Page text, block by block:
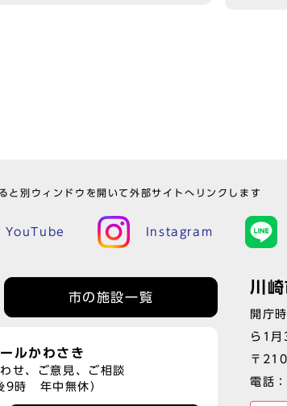
と別ウィンドウを開いて外部サイトへリンクします
YouTube Instagram
市の施設一覧
ルかわさき
せ、ご意見、ご相談
9時 年中無休）
川
開庁
ら1月
〒
電話：